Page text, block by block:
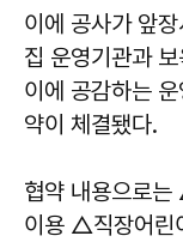
이에 공사가 앞
집 운영기관과
이에 공감하는
약이 체결됐다.
협약 내용으로
이용 △직장어린